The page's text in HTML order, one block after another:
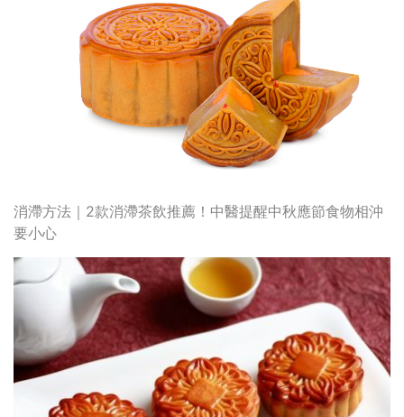
消滯方法｜2款消滯茶飲推薦！中醫提醒中秋應節食物相沖
要小心